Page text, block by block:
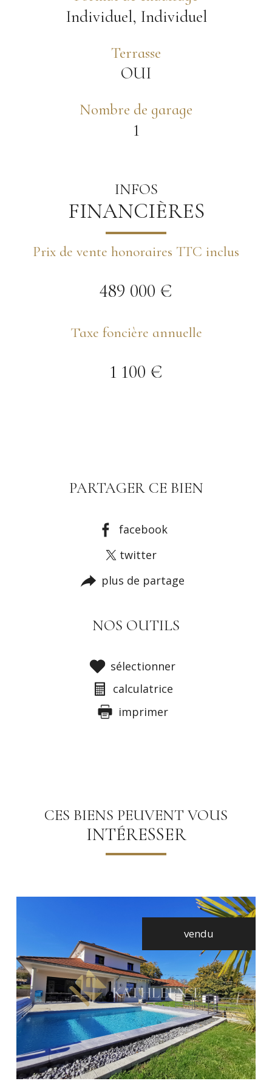
Individuel, Individuel
Terrasse
OUI
Nombre de garage
1
INFOS
FINANCIÈRES
Prix de vente honoraires TTC inclus
489 000 €
Taxe foncière annuelle
1 100 €
PARTAGER CE BIEN
facebook
twitter
plus de partage
NOS OUTILS
sélectionner
calculatrice
imprimer
CES BIENS PEUVENT VOUS
INTÉRESSER
vendu
voir le bien